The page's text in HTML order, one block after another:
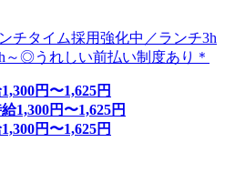
チタイム採用強化中／ランチ3h
～◎うれしい前払い制度あり＊
1,300円〜1,625円
給1,300円〜1,625円
1,300円〜1,625円